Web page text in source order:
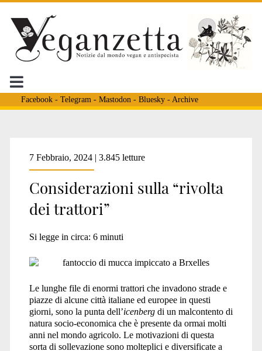
Facebook- Telegram - Mastodon - Bluesky- Archive
Tag:
<span>sovvenzioni
europee</span>
7 Febbraio, 2024 | 3.845 letture
Considerazioni sulla “rivolta
dei trattori”
Si legge in circa: 6 minuti
Le lunghe file di enormi trattori che invadono strade e
piazze di alcune città italiane ed europee in questi
giorni, sono la punta dell’icenbergdi un malcontento di
natura socio-economica che è presente da ormai molti
anni nel mondo agricolo. Le motivazioni di questa
sorta di sollevazione sono molteplici e diversificate a